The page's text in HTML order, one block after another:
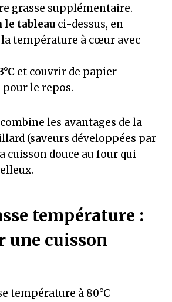
grasse supplémentaire.
le tableau ci-dessus, en
température à cœur avec
et couvrir de papier
le repos.
les avantages de la
(saveurs développées par
cuisson douce au four qui
température :
une cuisson
température à 80°C